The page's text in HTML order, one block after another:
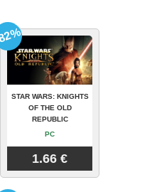
STAR WARS: KNIGHTS
OF THE OLD
REPUBLIC
PC
1.66 €